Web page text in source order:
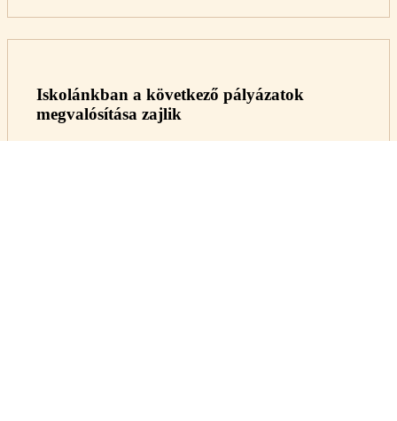
Iskolánkban a következő pályázatok
megvalósítása zajlik